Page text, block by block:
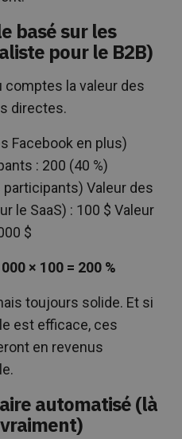
basé sur les
pour le B2B)
comptes la valeur des
directes.
Facebook en plus)
: 200 (40 %)
Valeur des
le SaaS) : 100 $ Valeur
$
× 100 = 200 %
toujours solide. Et si
est efficace, ces
en revenus
automatisé (là